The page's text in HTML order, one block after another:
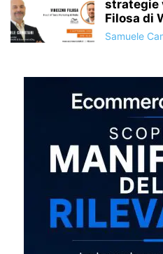
strategie
Filosa di
Samuele